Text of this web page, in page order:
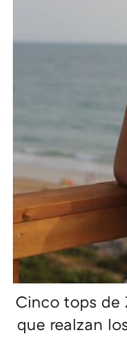
Cinco tops de
que realzan